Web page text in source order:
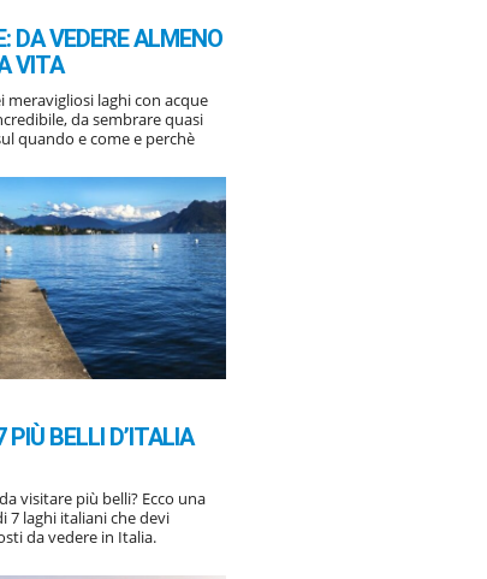
DA VEDERE ALMENO
VITA
meravigliosi laghi con acque
da sembrare quasi
quando e come e perchè
BELLI D’ITALIA
visitare più belli? Ecco una
7 laghi italiani che devi
da vedere in Italia.